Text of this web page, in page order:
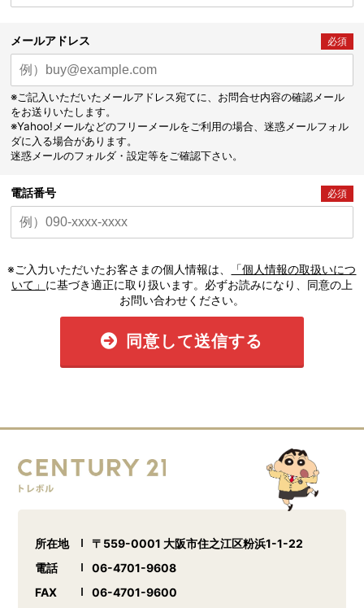
メールアドレス 必須
※ご記入いただいたメールアドレス宛てに、お問合せ内容の確認メール
をお送りいたします。
※Yahoo!メールなどのフリーメールをご利用の場合、迷惑メールフォル
ダに入る場合があります。
迷惑メールのフォルダ・設定等をご確認下さい。
電話番号 必須
※ご入力いただいたお客さまの個人情報は、
「個人情報の取扱いにつ
いて」 に基づき適正に取り扱います。必ずお読みになり、同意の上
お問い合わせください。
同意して送信する
所在地
〒559-0001 大阪市住之江区粉浜1-1-22
電話
06-4701-9608
FAX
06-4701-9600